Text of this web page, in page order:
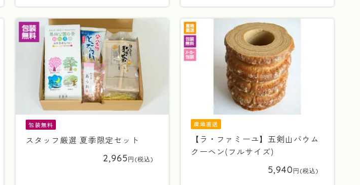
包装無料
スタッフ厳選 夏季限定セット
2,965
産地直送
【ラ・ファミーユ】五剣山バウム
クーヘン(フルサイズ)
5,940